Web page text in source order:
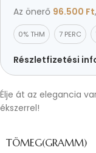
Az önerő 96.500 Ft
0% THM 7 PERC
Részletfizetési
Élje át az elegancia
ékszerrel!
TÖMEG(GRAMM)